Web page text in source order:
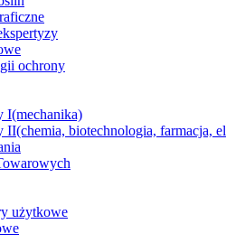
ochrony
I(mechanika)
II(chemia, biotechnologia, farmacja,
użytkowe